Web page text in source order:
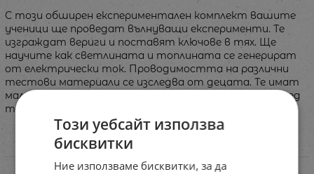
С този обширен експериментален комплект вашите
ученици ще проведат вълнуващи експерименти. Те
изграждат вериги и поставят ключове в тях. Ще
научите как светлината и топлината се генерират
от електрически ток. Проводимостта на различни
тестови материали се изследва от децата. Те имат
малък успех, ако са сглобили веригата правилно и след
това лампата действително светва.
Този уебсайт използва
бисквитки
Ние използваме бисквитки, за да